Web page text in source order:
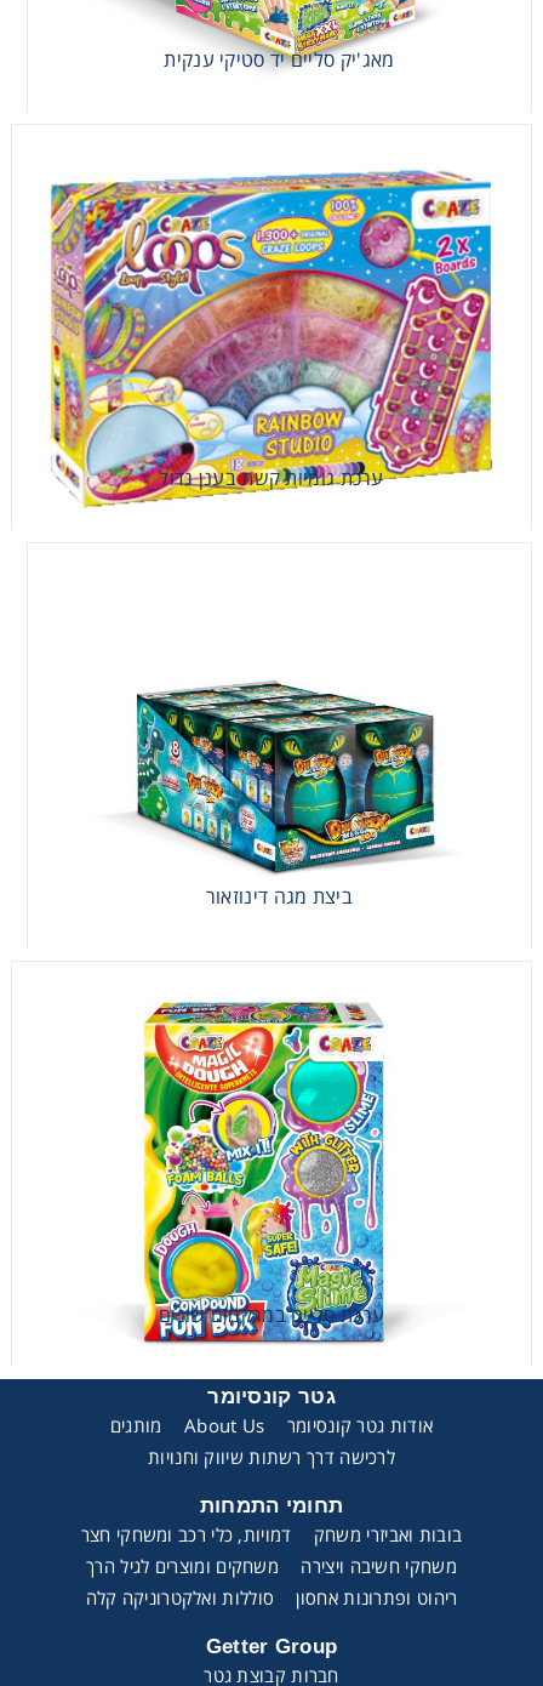
מאג'יק סליים יד סטיקי ענקית
ערכת גומיות קשת בענן גדול
ביצת מגה דינוזאור
ערכת סליים במרקמים שונים
גטר קונסיומר
אודות גטר קונסיומר About Us
מותגים
לרכישה דרך רשתות שיווק וחנויות
תחומי התמחות
בובות ואביזרי משחק
דמויות, כלי רכב ומשחקי חצר
משחקי חשיבה ויצירה
משחקים ומוצרים לגיל הרך
ריהוט ופתרונות אחסון
סוללות ואלקטרוניקה קלה
Getter Group
חברות קבוצת גטר
מאג'יק סליים יד סטיקי ענקית
ביצת מגה דינוזאור